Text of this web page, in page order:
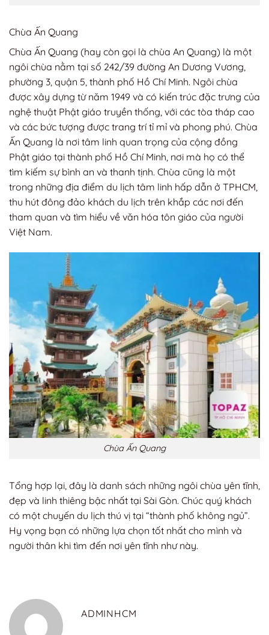
Chùa Ấn Quang
Chùa Ấn Quang (hay còn gọi là chùa An Quang) là một
ngôi chùa nằm tại số 242/39 đường An Dương Vương,
phường 3, quận 5, thành phố Hồ Chí Minh. Ngôi chùa
được xây dựng từ năm 1949 và có kiến trúc đặc trưng của
nghệ thuật Phật giáo truyền thống, với các tòa tháp cao
và các bức tượng được trang trí tỉ mỉ và phong phú. Chùa
Ấn Quang là nơi tâm linh quan trọng của cộng đồng
Phật giáo tại thành phố Hồ Chí Minh, nơi mà họ có thể
tìm kiếm sự bình an và thanh tịnh. Chùa cũng là một
trong những địa điểm du lịch tâm linh hấp dẫn ở TPHCM,
thu hút đông đảo khách du lịch trên khắp các nơi đến
tham quan và tìm hiểu về văn hóa tôn giáo của người
Việt Nam.
Chùa Ấn Quang
Tổng hợp lại, đây là danh sách những ngôi chùa yên tĩnh,
đẹp và linh thiêng bậc nhất tại Sài Gòn. Chúc quý khách
có một chuyến du lịch thú vị tại “thành phố không ngủ”.
Hy vọng bạn có những lựa chọn tốt nhất cho mình và
người thân khi tìm đến nơi yên tĩnh như này.
ADMINHCM